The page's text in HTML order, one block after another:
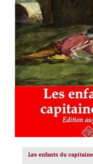
AJOUTER AU
Les enfants du